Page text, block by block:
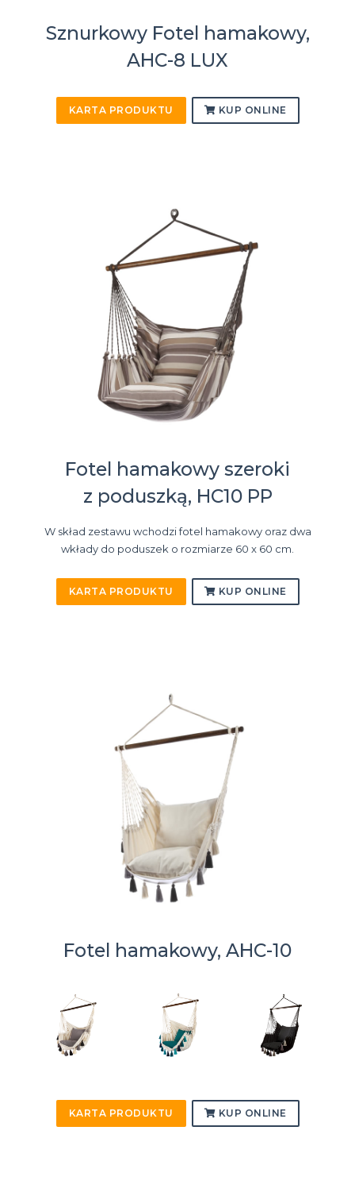
Sznurkowy Fotel hamakowy,
AHC-8 LUX
KARTA PRODUKTU KUP ONLINE
Fotel hamakowy szeroki
z poduszką, HC10 PP
W skład zestawu wchodzi fotel hamakowy oraz dwa
wkłady do poduszek o rozmiarze 60 x 60 cm.
KARTA PRODUKTU KUP ONLINE
Fotel hamakowy, AHC-10
KARTA PRODUKTU KUP ONLINE